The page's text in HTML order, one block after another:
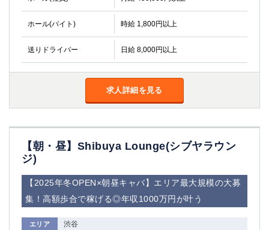
ホール(バイト) 時給 1,800円以上
送りドライバー 日給 8,000円以上
求人詳細を見る
【朝・昼】Shibuya Lounge(シブヤラウン
ジ)
【2025年冬OPEN×朝昼キャバ】エリア最大規模の大募
集！高額歩合で稼げる◎年収1000万円が叶う
エリア 渋谷
高崎 館林
該当求人 0 選択した内容で設定